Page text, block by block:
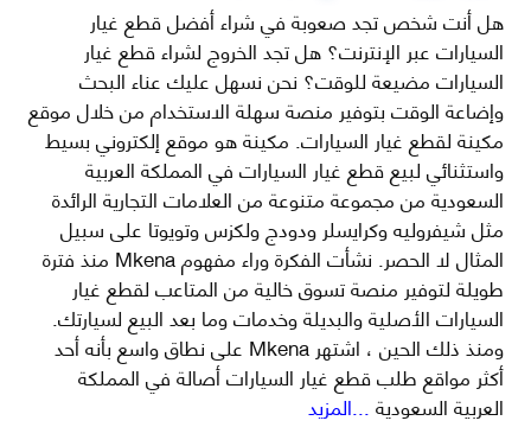
هل أنت شخص تجد صعوبة في شراء أفضل قطع غيار
السيارات عبر الإنترنت؟ هل تجد الخروج لشراء قطع غيار
السيارات مضيعة للوقت؟ نحن نسهل عليك عناء البحث
وإضاعة الوقت بتوفير منصة سهلة الاستخدام من خلال موقع
مكينة لقطع غيار السيارات. مكينة هو موقع إلكتروني بسيط
واستثنائي لبيع قطع غيار السيارات في المملكة العربية
السعودية من مجموعة متنوعة من العلامات التجارية الرائدة
مثل شيفروليه وكرايسلر ودودج ولكزس وتويوتا على سبيل
المثال لا الحصر. نشأت الفكرة وراء مفهوم Mkena منذ فترة
طويلة لتوفير منصة تسوق خالية من المتاعب لقطع غيار
السيارات الأصلية والبديلة وخدمات وما بعد البيع لسيارتك.
ومنذ ذلك الحين ، اشتهر Mkena على نطاق واسع بأنه أحد
أكثر مواقع طلب قطع غيار السيارات أصالة في المملكة
العربية السعودية...المزيد